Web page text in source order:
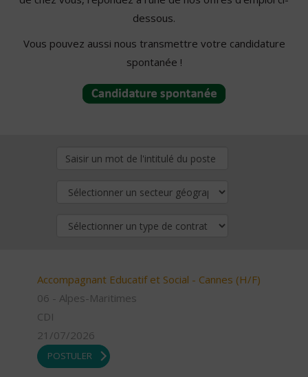
dessous.
Vous pouvez aussi nous transmettre votre candidature
spontanée !
Accompagnant Educatif et Social - Cannes (H/F)
06 - Alpes-Maritimes
CDI
21/07/2026
POSTULER